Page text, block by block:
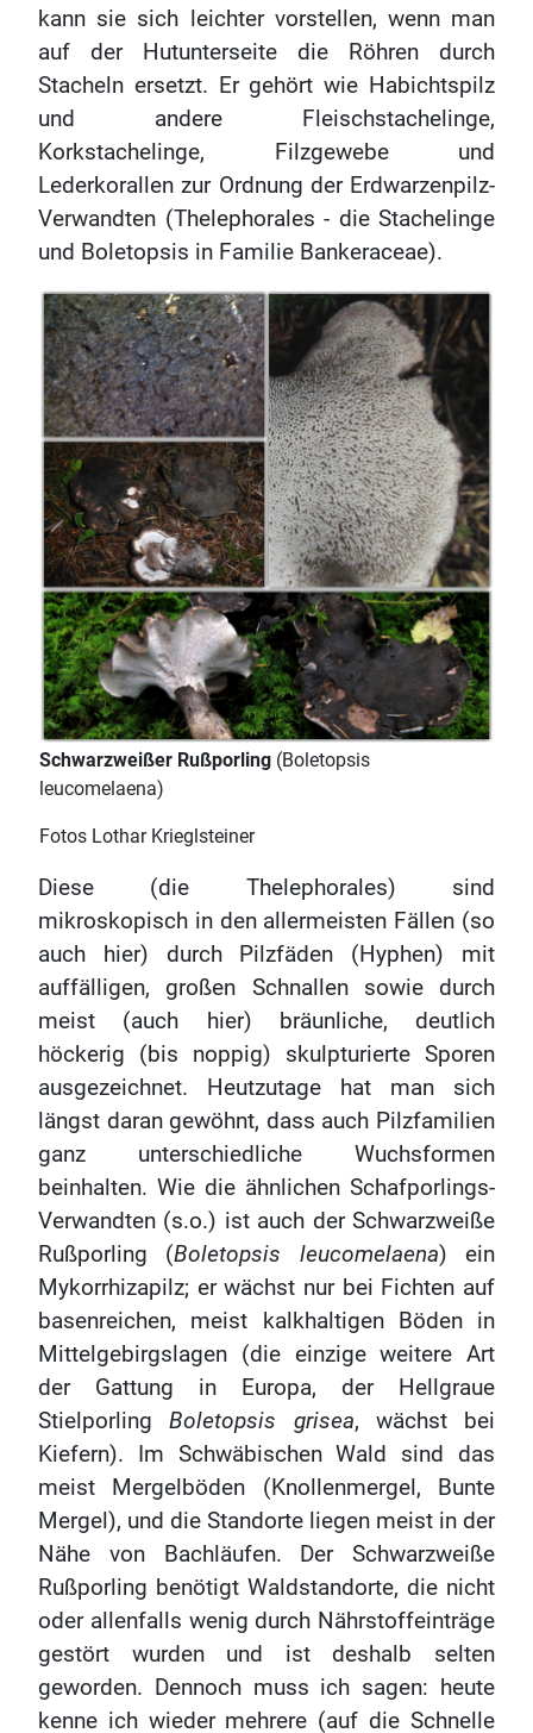
kann sie sich leichter vorstellen, wenn man
auf der Hutunterseite die Röhren durch
Stacheln ersetzt. Er gehört wie Habichtspilz
und andere Fleischstachelinge,
Korkstachelinge, Filzgewebe und
Lederkorallen zur Ordnung der Erdwarzenpilz-
Verwandten (Thelephorales - die Stachelinge
und Boletopsis in Familie Bankeraceae).
Schwarzweißer Rußporling (Boletopsis
leucomelaena)
Fotos Lothar Krieglsteiner
Diese (die Thelephorales) sind
mikroskopisch in den allermeisten Fällen (so
auch hier) durch Pilzfäden (Hyphen) mit
auffälligen, großen Schnallen sowie durch
meist (auch hier) bräunliche, deutlich
höckerig (bis noppig) skulpturierte Sporen
ausgezeichnet. Heutzutage hat man sich
längst daran gewöhnt, dass auch Pilzfamilien
ganz unterschiedliche Wuchsformen
beinhalten. Wie die ähnlichen Schafporlings-
Verwandten (s.o.) ist auch der Schwarzweiße
Rußporling (Boletopsis leucomelaena) ein
Mykorrhizapilz; er wächst nur bei Fichten auf
basenreichen, meist kalkhaltigen Böden in
Mittelgebirgslagen (die einzige weitere Art
der Gattung in Europa, der Hellgraue
StielporlingBoletopsis grisea, wächst bei
Kiefern). Im Schwäbischen Wald sind das
meist Mergelböden (Knollenmergel, Bunte
Mergel), und die Standorte liegen meist in der
Nähe von Bachläufen. Der Schwarzweiße
Rußporling benötigt Waldstandorte, die nicht
oder allenfalls wenig durch Nährstoffeinträge
gestört wurden und ist deshalb selten
geworden. Dennoch muss ich sagen: heute
kenne ich wieder mehrere (auf die Schnelle